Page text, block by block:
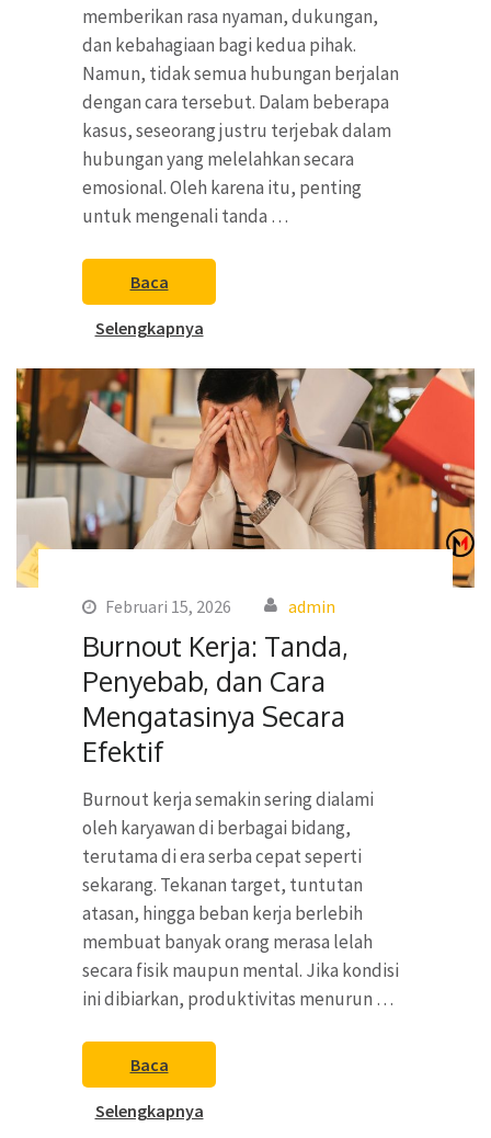
memberikan rasa nyaman, dukungan,
dan kebahagiaan bagi kedua pihak.
Namun, tidak semua hubungan berjalan
dengan cara tersebut. Dalam beberapa
kasus, seseorang justru terjebak dalam
hubungan yang melelahkan secara
emosional. Oleh karena itu, penting
untuk mengenali tanda …
Baca
Selengkapnya
Februari 15, 2026 admin
Burnout Kerja: Tanda,
Penyebab, dan Cara
Mengatasinya Secara
Efektif
Burnout kerja semakin sering dialami
oleh karyawan di berbagai bidang,
terutama di era serba cepat seperti
sekarang. Tekanan target, tuntutan
atasan, hingga beban kerja berlebih
membuat banyak orang merasa lelah
secara fisik maupun mental. Jika kondisi
ini dibiarkan, produktivitas menurun …
Baca
Selengkapnya